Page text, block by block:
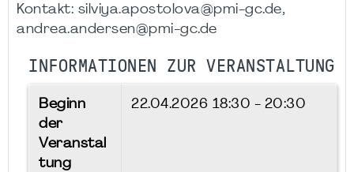
Kontakt: silviya.apostolova@pmi-gc.de,
andrea.andersen@pmi-gc.de
INFORMATIONEN ZUR VERANSTALTUNG
Beginn
der
Veranstal
tung
22.04.2026 18:30 - 20:30